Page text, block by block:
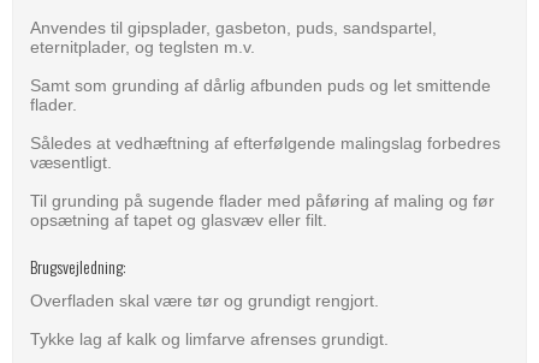
Anvendes til gipsplader, gasbeton, puds, sandspartel,
eternitplader, og teglsten m.v.
Samt som grunding af dårlig afbunden puds og let smittende
flader.
Således at vedhæftning af efterfølgende malingslag forbedres
væsentligt.
Til grunding på sugende flader med påføring af maling og før
opsætning af tapet og glasvæv eller filt.
Brugsvejledning:
Overfladen skal være tør og grundigt rengjort.
Tykke lag af kalk og limfarve afrenses grundigt.